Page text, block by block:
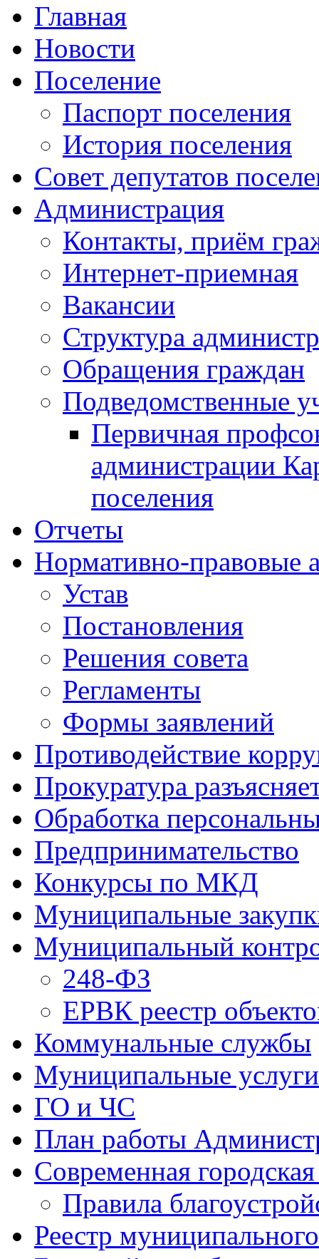
Главная
Новости
Поселение
Паспорт поселения
История поселения
Совет депутатов
Администрация
Контакты, приём
Интернет-приемная
Вакансии
Структура
Обращения граждан
Подведомственные
Первичная
администрации
поселения
Отчеты
Нормативно-правовые
Устав
Постановления
Решения совета
Регламенты
Формы заявлений
Противодействие
Прокуратура
Обработка
Предпринимательство
Конкурсы по МКД
Муниципальные
Муниципальный
248-ФЗ
ЕРВК реестр
Коммунальные службы
Муниципальные услуги
ГО и ЧС
План работы
Современная городская
Правила
Реестр